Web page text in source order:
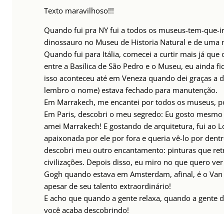
Texto maravilhoso!!!
Quando fui pra NY fui a todos os museus-tem-que-
dinossauro no Museu de Historia Natural e de
Quando fui para Itália, comecei a curtir mais já que
entre a Basílica de São Pedro e o Museu, eu ainda
isso aconteceu até em Veneza quando dei graças
lembro o nome) estava fechado para manutenção.
Em Marrakech, me encantei por todos os museus,
Em Paris, descobri o meu segredo: Eu gosto
amei Marrakech! E gostando de arquitetura, fui ao
apaixonada por ele por fora e queria vê-lo por
descobri meu outro encantamento: pinturas que
civilizações. Depois disso, eu miro no que quero
Gogh quando estava em Amsterdam, afinal, é o
apesar de seu talento extraordinário!
E acho que quando a gente relaxa, quando a
você acaba descobrindo!